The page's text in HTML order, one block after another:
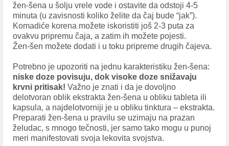
žen-šena u šolju vrele vode i ostavite da odstoji 4-5
minuta (u zavisnosti koliko želite da čaj bude “jak”).
Komadiće korena možete iskoristiti još 2-3 puta za
ovakvu pripremu čaja, a zatim ih možete pojesti.
Žen-šen možete dodati i u toku pripreme drugih čajeva.
Potrebno je upozoriti na jednu karakteristiku žen-šena:
niske doze povisuju, dok visoke doze snižavaju
krvni pritisak! Važno je znati i da je dovoljno
delotvoran oblik ekstrakta žen-šena u obliku tableta ili
kapsula, a najdelotvorniji je u obliku tinktura – ekstrakta.
Preparati žen-šena u pravilu se uzimaju na prazan
želudac, s mnogo tečnosti, jer samo tako mogu u punoj
meri manifestovati svoja lekovita svojstva.